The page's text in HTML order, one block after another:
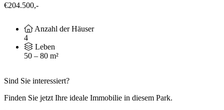
€204.500,-
Anzahl der Häuser
4
Leben
50 – 80 m²
Sind Sie interessiert?
Finden Sie jetzt Ihre ideale Immobilie in diesem Park.